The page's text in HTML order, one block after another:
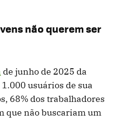
não querem ser
de junho de 2025 da
usuários de sua
68% dos trabalhadores
que não buscariam um